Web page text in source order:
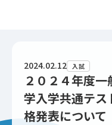
2024.02.12 入試
２０２４年度
学入学共通テ
格発表について